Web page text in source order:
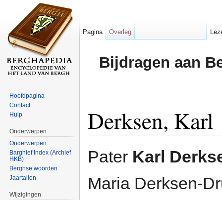
Bijdragen aan
Derksen, Karl
Pater Karl
Maria Derksen-
Pagina Overleg
Hoofdpagina
Contact
Hulp
Onderwerpen
Onderwerpen
Barghief Index (Archief
HKB)
Berghse woorden
Jaartallen
Wijzigingen